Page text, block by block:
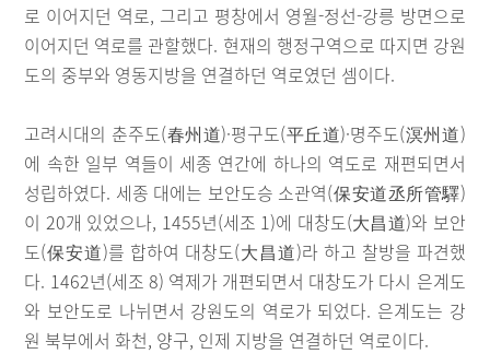
로 이어지던 역로, 그리고 평창에서 영월-정선-강릉 방면으로
이어지던 역로를 관할했다. 현재의 행정구역으로 따지면 강원
도의 중부와 영동지방을 연결하던 역로였던 셈이다.
고려시대의 춘주도(春州道)·평구도(平丘道)·명주도(溟州道)
에 속한 일부 역들이 세종 연간에 하나의 역도로 재편되면서
성립하였다. 세종 대에는 보안도승 소관역(保安道丞所管驛)
이 20개 있었으나, 1455년(세조 1)에 대창도(大昌道)와 보안
도(保安道)를 합하여 대창도(大昌道)라 하고 찰방을 파견했
다. 1462년(세조 8) 역제가 개편되면서 대창도가 다시 은계도
와 보안도로 나뉘면서 강원도의 역로가 되었다. 은계도는 강
원 북부에서 화천, 양구, 인제 지방을 연결하던 역로이다.